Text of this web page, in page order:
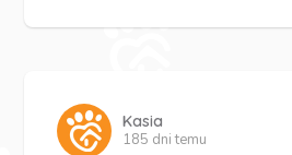
Kasia
185 dni temu